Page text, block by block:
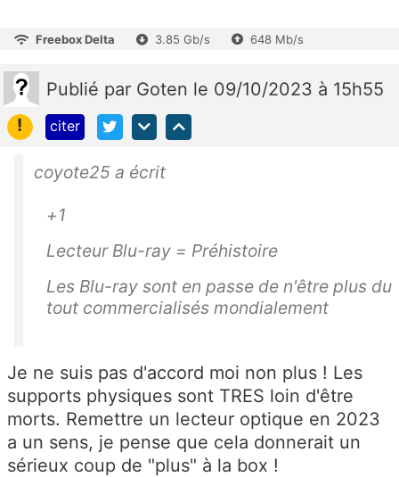
Freebox Delta 3.85 Gb/s 648 Mb/s
Publié par Goten le 09/10/2023 à 15h55
!
citer
coyote25 a écrit
+1
Lecteur Blu-ray = Préhistoire
Les Blu-ray sont en passe de n'être plus du
tout commercialisés mondialement
Je ne suis pas d'accord moi non plus ! Les
supports physiques sont TRES loin d'être
morts. Remettre un lecteur optique en 2023
a un sens, je pense que cela donnerait un
sérieux coup de "plus" à la box !